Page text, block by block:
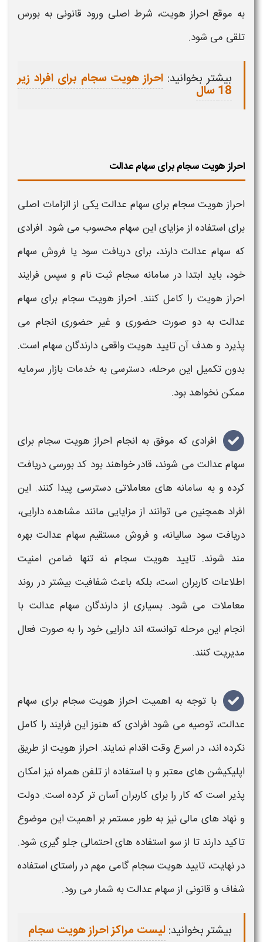
به موقعاحراز هویت، شرط اصلی ورود قانونی به بورس
تلقی می شود.
بیشتر بخوانید: احراز هویت سجام برای افراد زیر
18 سال
احراز هویت سجام برای سهام عدالت
احراز هویت سجام برای سهام عدالت یکی از الزامات اصلی
برای استفاده از مزایای این سهام محسوب می شود. افرادی
که سهام عدالت دارند، برای دریافت سود یا فروش سهام
خود، باید ابتدا در سامانه سجام ثبت نام و سپس فرایند
احراز هویت را کامل کنند. احراز هویت سجام برای سهام
عدالت به دو صورت حضوری و غیر حضوری انجام می
پذیرد و هدف آن تایید هویتواقعی دارندگان سهام است.
بدون تکمیل این مرحله، دسترسی به خدمات بازار سرمایه
ممکن نخواهد بود.
افرادی که موفق به انجام احراز هویت سجام برای
سهام عدالت می شوند، قادر خواهند بود کد بورسی دریافت
کرده و به سامانه های معاملاتی دسترسی پیدا کنند. این
افراد همچنین می توانند از مزایایی مانند مشاهده دارایی،
دریافت سود سالیانه، و فروش مستقیم سهام عدالت بهره
مند شوند. تایید هویت سجام نه تنها ضامن امنیت
اطلاعات کاربران است، بلکه باعث شفافیت بیشتر در روند
معاملات می شود. بسیاری از دارندگان سهام عدالت با
انجام این مرحله توانسته اند دارایی خود را به صورت فعال
مدیریت کنند.
با توجه به اهمیت احراز هویت سجام برای سهام
عدالت، توصیه می شود افرادی که هنوز این فرایند را کامل
نکرده اند، در اسرع وقت اقدام نمایند.احراز هویتاز طریق
اپلیکیشن های معتبر و با استفاده از تلفن همراه نیز امکان
پذیر است که کار را برای کاربران آسان تر کرده است. دولت
و نهاد های مالی نیز به طور مستمر بر اهمیت این موضوع
تاکید دارند تا از سو استفاده های احتمالی جلو گیری شود.
در نهایت، تایید هویت سجام گامی مهم در راستای استفاده
شفاف و قانونی از سهام عدالت به شمار می رود.
بیشتر بخوانید:لیست مراکز احراز هویت سجام